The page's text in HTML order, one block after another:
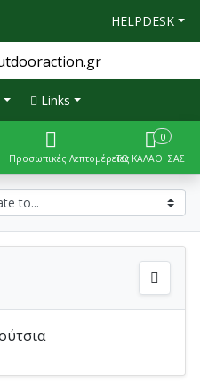
HELPDESK
Links
Προσωπικές Λεπτομέρειες
0
ΤΟ ΚΑΛΑΘΙ ΣΑΣ